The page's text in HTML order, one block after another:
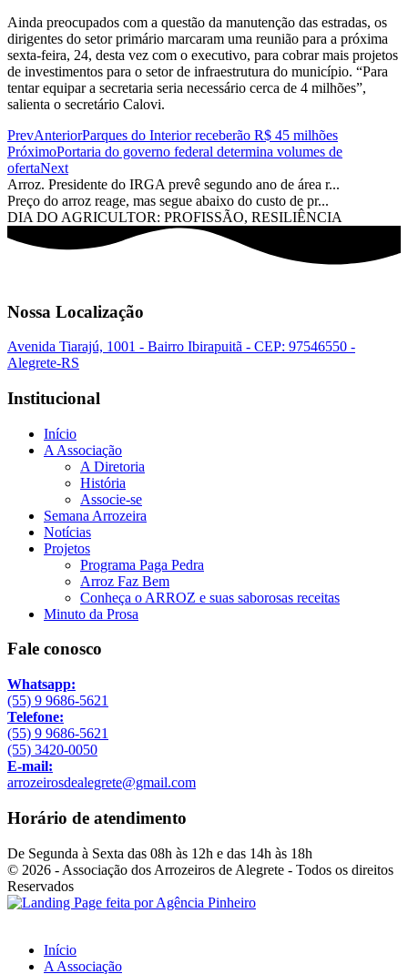
Ainda preocupados com a questão da manutenção das estradas, os
dirigentes do setor primário marcaram uma reunião para a próxima
sexta-feira, 24, desta vez com o executivo, para cobrar mais projetos
de investimentos para o setor de infraestrutura do município. “Para
tentar equipar a secretaria seria necessário cerca de 4 milhões”,
salienta o secretário Calovi.
PrevAnteriorParques do Interior receberão R$ 45 milhões
PróximoPortaria do governo federal determina volumes de
ofertaNext
Arroz. Presidente do IRGA prevê segundo ano de área r...
Preço do arroz reage, mas segue abaixo do custo de pr...
DIA DO AGRICULTOR: PROFISSÃO, RESILIÊNCIA
Nossa Localização
Avenida Tiarajú, 1001 - Bairro Ibirapuitã - CEP: 97546550 -
Alegrete-RS
Institucional
Início
A Associação
A Diretoria
História
Associe-se
Semana Arrozeira
Notícias
Projetos
Programa Paga Pedra
Arroz Faz Bem
Conheça o ARROZ e suas saborosas receitas
Minuto da Prosa
Fale conosco
Whatsapp:
(55) 9 9686-5621
Telefone:
(55) 9 9686-5621
(55) 3420-0050
E-mail:
arrozeirosdealegrete@gmail.com
Horário de atendimento
De Segunda à Sexta das 08h às 12h e das 14h às 18h
© 2026 - Associação dos Arrozeiros de Alegrete - Todos os direitos
Reservados
Início
A Associação